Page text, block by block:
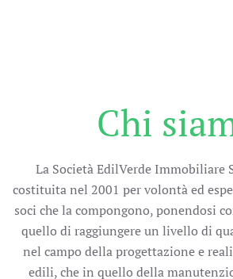
Chi
La Società EdilVerde Immobiliare
costituita nel 2001 per volontà ed
soci che la compongono, ponendosi
quello di raggiungere un livello di
nel campo della progettazione e
edili, che in quello della